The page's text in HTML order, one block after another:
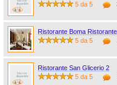
5 da 5
Ristorante Boma
5 da 5
Ristorante San Glicerio 2
5 da 5